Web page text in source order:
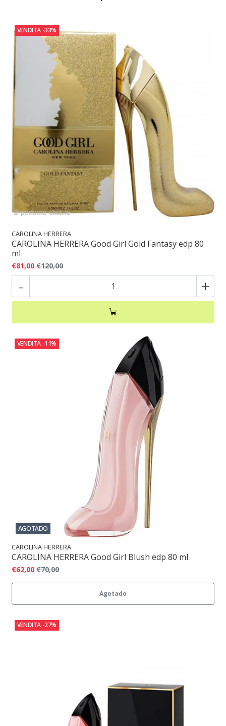
VENDITA -33%
CAROLINA HERRERA
CAROLINA HERRERA Good Girl Gold Fantasy edp 80
ml
€81,00 €120,00
- +
VENDITA -11%
AGOTADO
CAROLINA HERRERA
CAROLINA HERRERA Good Girl Blush edp 80 ml
€62,00 €70,00
Agotado
VENDITA -27%